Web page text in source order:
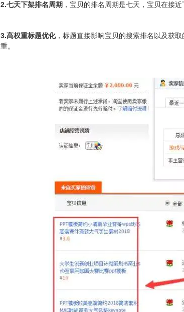
2.七天下架排名周期 ，宝贝的排名周期是七天，宝贝在接
3.高权重标题优化，标题直接影响宝贝的搜索排名以及获
重。